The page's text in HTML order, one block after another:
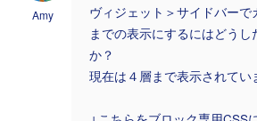
Amy
ヴィジェット＞サイドバーで
までの表示にするにはどうし
か？
現在は４層まで表示されてい